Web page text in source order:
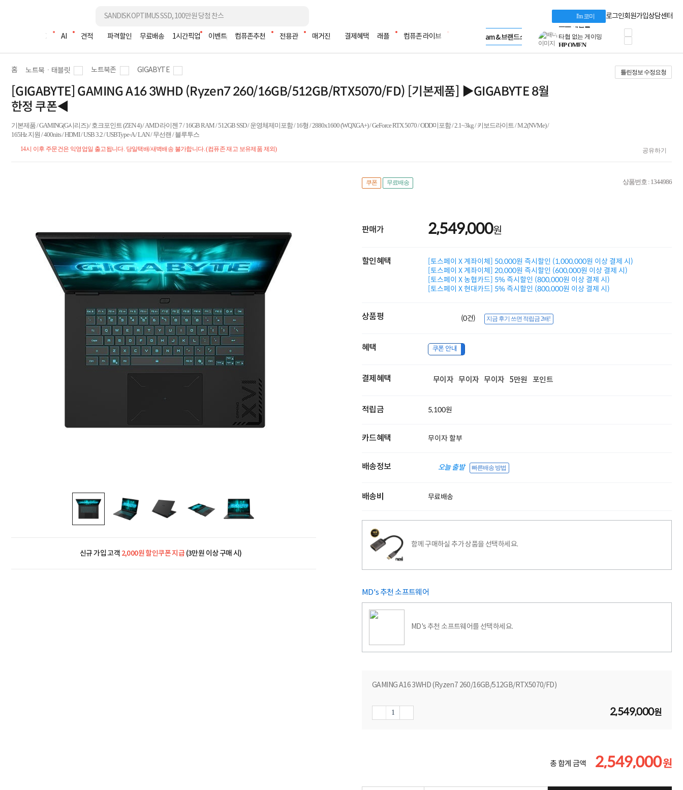
I'm 코미 로그인회원가입상담센터
조립PC AI 견적 파격할인 무료배송 1시간픽업 이벤트 컴퓨존추천 전용관 매거진 결제혜택 래플 컴퓨존 라이브
LG gram & 브랜드스토어
Microsoft 브랜드스토어
AMD 브랜드스토어
Apple 기업전용관
Dell 구매 찬스
프로 에센셜
HP OMEN
로지텍
적립금 페이백!
Dell 구매왕
상품권 30만원
홈 노트북ㆍ태블릿 노트북존 GIGABYTE 틀린정보 수정요청
[GIGABYTE] GAMING A16 3WHD (Ryzen7 260/16GB/512GB/RTX5070/FD) [기본제품] ▶GIGABYTE 8월
한정 쿠폰◀
기본제품 / GAMING(G시리즈) / 호크포인트 (ZEN 4) / AMD 라이젠 7 / 16GB RAM / 512GB SSD / 운영체제미포함 / 16형 / 2880x1600 (WQXGA+) / GeForce RTX 5070 / ODD미포함 / 2.1~3kg / 키보드라이트 / M.2(NVMe) /
165Hz 지원 / 400nits / HDMI / USB 3.2 / USBType-A / LAN / 무선랜 / 블루투스
14시 이후 주문건은 익영업일 출고됩니다. 당일택배/새벽배송 불가합니다. (컴퓨존 재고 보유제품 제외) 공유하기
신규 가입 고객 2,000원 할인쿠폰 지급(3만원 이상 구매 시)
쿠폰 무료배송 상품번호 : 1344986
판매가 2,549,000원
할인혜택
[토스페이 X 계좌이체] 50,000원 즉시할인 (1,000,000원 이상 결제 시)
[토스페이 X 계좌이체] 20,000원 즉시할인 (600,000원 이상 결제 시)
[토스페이 X 농협카드] 5% 즉시할인 (800,000원 이상 결제 시)
[토스페이 X 현대카드] 5% 즉시할인 (800,000원 이상 결제 시)
상품평 (0건) 지금 후기 쓰면 적립금 2배!
혜택 쿠폰 안내
결제혜택 무이자 무이자 무이자 5만원 포인트
적립금 5,100원
카드혜택 무이자 할부
배송정보 오늘 출발 빠른배송 방법
배송비 무료배송
함께 구매하실 추가 상품을 선택하세요.
MD's 추천 소프트웨어
MD's 추천 소프트웨어를 선택하세요.
GAMING A16 3WHD (Ryzen7 260/16GB/512GB/RTX5070/FD)
2,549,000원
총 합계 금액 2,549,000원